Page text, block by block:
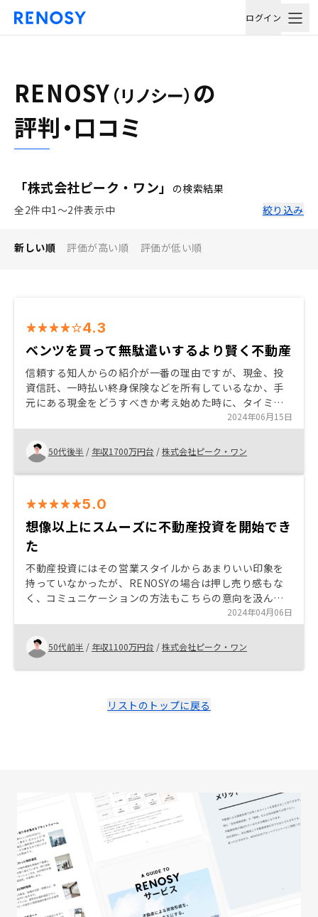
ログイン
RENOSY （リノシー） の
評判・口コミ
「株式会社ピーク・ワン」
の検索結果
全2件中1〜2件表示中
絞り込み
新しい順 評価が高い順 評価が低い順
4.3
ベンツを買って無駄遣いするより賢く不動産
信頼する知人からの紹介が一番の理由ですが、現金、投
資信託、一時払い終身保険などを所有しているなか、手
元にある現金をどうすべきか考え始めた時に、タイミン
グよく紹介してもらった。知識もなく不安があるが、失
敗しても許容範囲と判断し、成功すれば儲け物と思い購
入した。 5年後、10年後に売却する際のコストシミュレ
ーションがよく分からない。販売手数料、消費税、一時
所得税など、具体例が見えないので、いまだにいくらで
2024年06月15日
50代後半 / 年収1700万円台 /株式会社ピーク・ワン
5.0
想像以上にスムーズに不動産投資を開始でき
た
不動産投資にはその営業スタイルからあまりいい印象を
持っていなかったが、RENOSYの場合は押し売り感もな
く、コミュニケーションの方法もこちらの意向を汲んで
対応いただけました。不動産購入はこれまでもなんどか
経験がありますが、RENOSYは想像以上にスムーズに話
が進み、面倒なやりとりはほとんどありませんでした。
商談の過程でいろいろ学びも得られたので、実際に不動
産投資を行うかどうかは別としても話をきいてみてもい
2024年04月06日
50代前半 / 年収1100万円台 /株式会社ピーク・ワン
リストのトップに戻る